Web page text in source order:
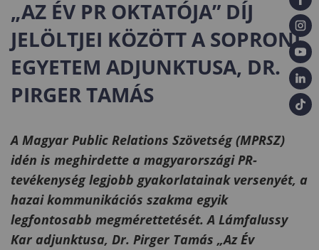
„AZ ÉV PR OKTATÓJA” DÍJ
JELÖLTJEI KÖZÖTT A SOPRONI
EGYETEM ADJUNKTUSA, DR.
PIRGER TAMÁS
A Magyar Public Relations Szövetség (MPRSZ)
idén is meghirdette a magyarországi PR-
tevékenység legjobb gyakorlatainak versenyét, a
hazai kommunikációs szakma egyik
legfontosabb megmérettetését. A Lámfalussy
Kar adjunktusa, Dr. Pirger Tamás „Az Év